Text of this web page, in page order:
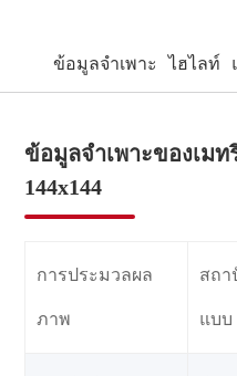
ข้อมูลจำเพาะ ไฮไลท์
ข้อมูลจำเพาะของเม
144x144
การประมวลผล
ภาพ
สถา
แบบ